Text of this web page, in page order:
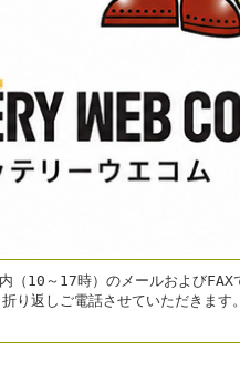
（10～17時）のメールおよびFAX
り返しご電話させていただきます